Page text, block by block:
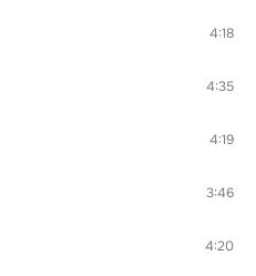
4:18
4:35
4:19
3:46
4:20